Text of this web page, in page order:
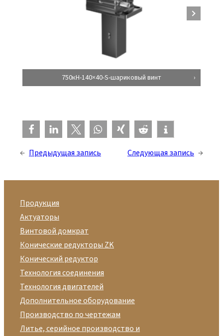
750кН-140×40-S-шариковый винт
← Предыдущая запись Следующая запись →
Продукция
Актуаторы
Винтовой домкрат
Конические редукторы ZK
Конический редуктор
Технология соединения
Технология двигателей
Дополнительное оборудование
Производство по чертежам
Литье, серийное производство и